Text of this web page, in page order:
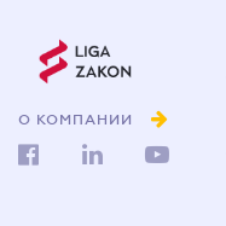
О КОМПАНИИ